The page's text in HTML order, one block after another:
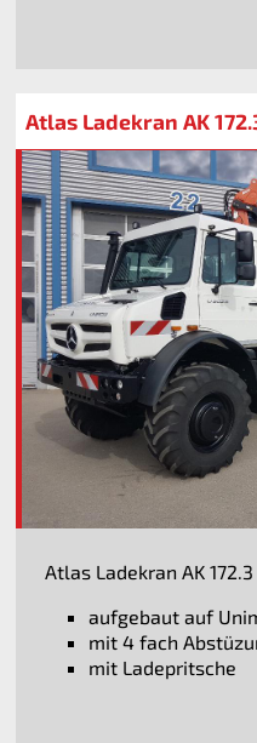
Atlas Ladekran AK
Atlas Ladekran AK 172.3
aufgebaut auf
mit 4 fach
mit Ladepritsche